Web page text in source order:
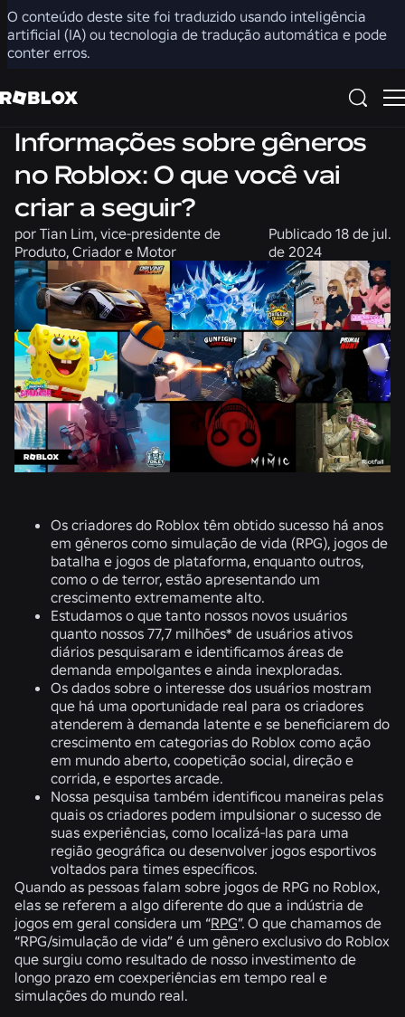
O conteúdo deste site foi traduzido usando inteligência
artificial (IA) ou tecnologia de tradução automática e pode
conter erros.
Compartilhar
Informações sobre gêneros
no Roblox: O que você vai
criar a seguir?
por Tian Lim, vice-presidente de
Produto, Criador e Motor
Publicado 18 de jul.
de 2024
Os criadores do Roblox têm obtido sucesso há anos
em gêneros como simulação de vida (RPG), jogos de
batalha e jogos de plataforma, enquanto outros,
como o de terror, estão apresentando um
crescimento extremamente alto.
Estudamos o que tanto nossos novos usuários
quanto nossos 77,7 milhões* de usuários ativos
diários pesquisaram e identificamos áreas de
demanda empolgantes e ainda inexploradas.
Os dados sobre o interesse dos usuários mostram
que há uma oportunidade real para os criadores
atenderem à demanda latente e se beneficiarem do
crescimento em categorias do Roblox como ação
em mundo aberto, coopetição social, direção e
corrida, e esportes arcade.
Nossa pesquisa também identificou maneiras pelas
quais os criadores podem impulsionar o sucesso de
suas experiências, como localizá-las para uma
região geográfica ou desenvolver jogos esportivos
voltados para times específicos.
Quando as pessoas falam sobre jogos de RPG no Roblox,
elas se referem a algo diferente do que a indústria de
jogos em geral considera um “RPG”. O que chamamos de
“RPG/simulação de vida” é um gênero exclusivo do Roblox
que surgiu como resultado de nosso investimento de
longo prazo em coexperiências em tempo real e
simulações do mundo real.